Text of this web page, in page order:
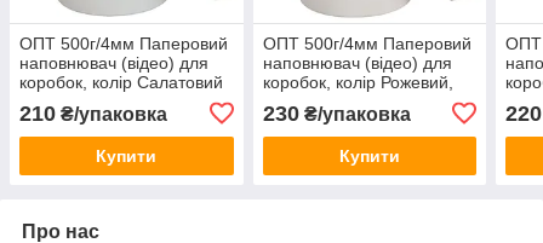
ОПТ 500г/4мм Паперовий
наповнювач (відео) для
коробок, колір Салатовий
210 ₴/упаковка
Купити
ОПТ 500г/4мм Паперовий
наповнювач (відео) для
коробок, колір Рожевий,
230₴/упаковка
Купити
ОПТ
220
Про нас